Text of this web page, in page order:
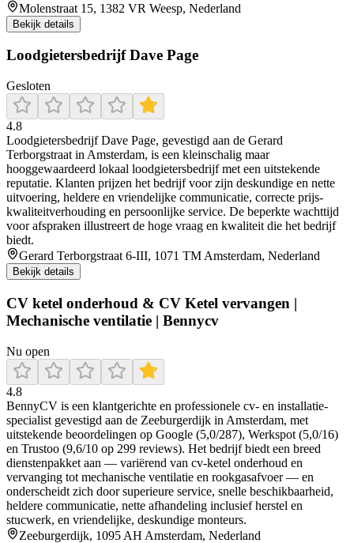
Molenstraat 15, 1382 VR Weesp, Nederland
Bekijk details
Loodgietersbedrijf Dave Page
Gesloten
4.8
Loodgietersbedrijf Dave Page, gevestigd aan de Gerard
Terborgstraat in Amsterdam, is een kleinschalig maar
hooggewaardeerd lokaal loodgietersbedrijf met een uitstekende
reputatie. Klanten prijzen het bedrijf voor zijn deskundige en nette
uitvoering, heldere en vriendelijke communicatie, correcte prijs-
kwaliteitverhouding en persoonlijke service. De beperkte wachttijd
voor afspraken illustreert de hoge vraag en kwaliteit die het bedrijf
biedt.
Gerard Terborgstraat 6-III, 1071 TM Amsterdam, Nederland
Bekijk details
CV ketel onderhoud & CV Ketel vervangen |
Mechanische ventilatie | Bennycv
Nu open
4.8
BennyCV is een klantgerichte en professionele cv- en installatie-
specialist gevestigd aan de Zeeburgerdijk in Amsterdam, met
uitstekende beoordelingen op Google (5,0/287), Werkspot (5,0/16)
en Trustoo (9,6/10 op 299 reviews). Het bedrijf biedt een breed
dienstenpakket aan — variërend van cv-ketel onderhoud en
vervanging tot mechanische ventilatie en rookgasafvoer — en
onderscheidt zich door superieure service, snelle beschikbaarheid,
heldere communicatie, nette afhandeling inclusief herstel en
stucwerk, en vriendelijke, deskundige monteurs.
Zeeburgerdijk, 1095 AH Amsterdam, Nederland